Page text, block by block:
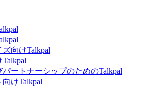
向けTalkpal
ートナーシップのためのTalkpal
けTalkpal